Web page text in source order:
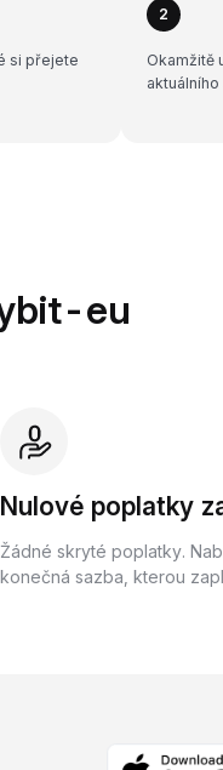
si přejete
2
Okamžitě
aktuálního
eu
Nulové poplatky
Žádné skryté poplatky.
konečná sazba, kterou